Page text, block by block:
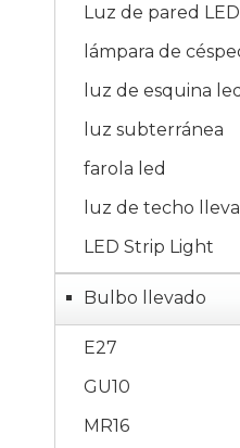
Luz de pared LED
lámpara de
luz de esquina led
luz subterránea
farola led
luz de techo
LED Strip Light
Bulbo llevado
E27
GU10
MR16